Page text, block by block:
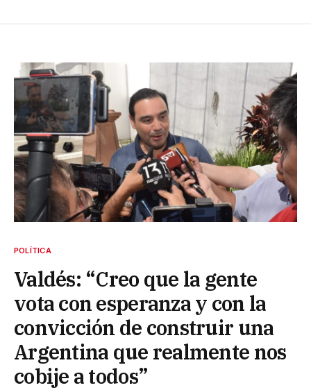
POLÍTICA
Valdés: “Creo que la gente
vota con esperanza y con la
convicción de construir una
Argentina que realmente nos
cobije a todos”